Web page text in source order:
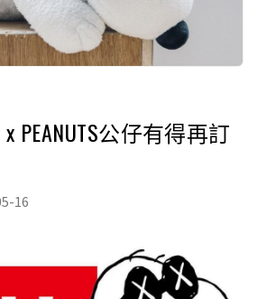
x PEANUTS公仔有得再訂
16